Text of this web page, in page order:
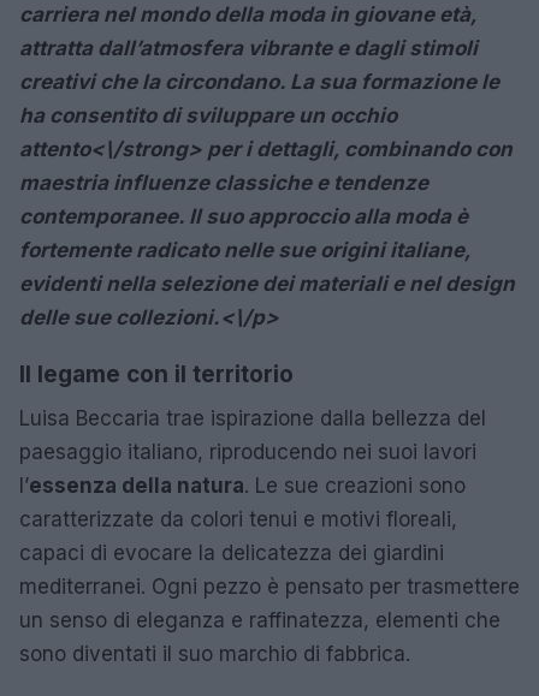
carriera nel mondo della moda in giovane età,
attratta dall’atmosfera vibrante e dagli stimoli
creativi che la circondano. La sua formazione le
ha consentito di sviluppare un occhio
attento<\/strong> per i dettagli, combinando con
maestria influenze classiche e tendenze
contemporanee. Il suo approccio alla moda è
fortemente radicato nelle sue origini italiane,
evidenti nella selezione dei materiali e nel design
delle sue collezioni.<\/p>
Il legame con il territorio
Luisa Beccaria trae ispirazione dalla bellezza del
paesaggio italiano, riproducendo nei suoi lavori
l’essenza della natura. Le sue creazioni sono
caratterizzate da colori tenui e motivi floreali,
capaci di evocare la delicatezza dei giardini
mediterranei. Ogni pezzo è pensato per trasmettere
un senso di eleganza e raffinatezza, elementi che
sono diventati il suo marchio di fabbrica.